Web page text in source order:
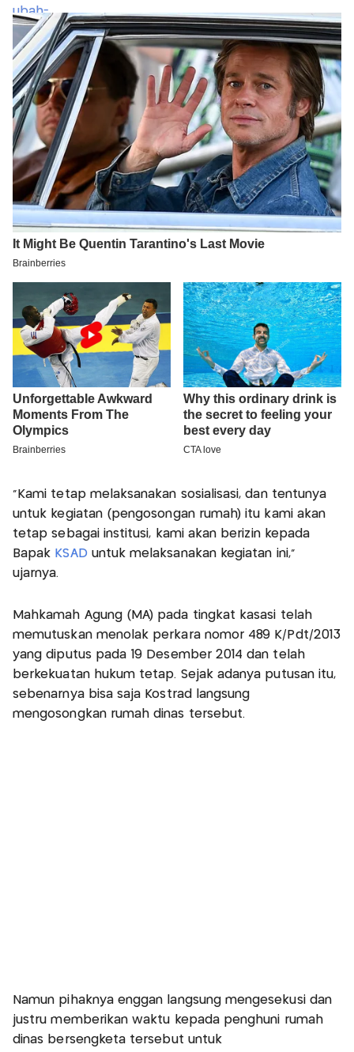
"Kami tetap melaksanakan sosialisasi, dan tentunya
untuk kegiatan (pengosongan rumah) itu kami akan
tetap sebagai institusi, kami akan berizin kepada
Bapak KSADuntuk melaksanakan kegiatan ini,"
ujarnya.
Mahkamah Agung (MA) pada tingkat kasasi telah
memutuskan menolak perkara nomor 489 K/Pdt/2013
yang diputus pada 19 Desember 2014 dan telah
berkekuatan hukum tetap. Sejak adanya putusan itu,
sebenarnya bisa saja Kostrad langsung
mengosongkan rumah dinas tersebut.
Namun pihaknya enggan langsung mengesekusi dan
justru memberikan waktu kepada penghuni rumah
dinas bersengketa tersebut untuk